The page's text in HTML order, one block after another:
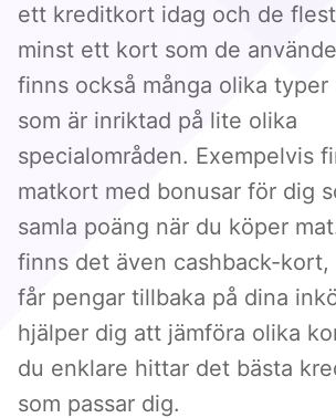
ett kreditkort idag och de
minst ett kort som de
finns också många olika
som är inriktad på lite olika
specialområden. Exempelvis
matkort med bonusar för dig
samla poäng när du köper
finns det även cashback-kort,
får pengar tillbaka på dina
hjälper dig att jämföra olika
du enklare hittar det bästa
som passar dig.